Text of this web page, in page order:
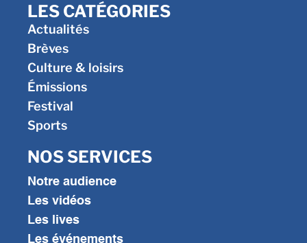
LES CATÉGORIES
Actualités
Brèves
Culture & loisirs
Émissions
Festival
Sports
NOS SERVICES
Notre audience
Les vidéos
Les lives
Les événements